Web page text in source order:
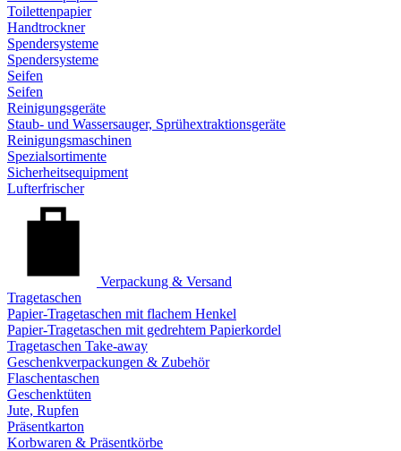
Toilettenpapier
Handtrockner
Spendersysteme
Spendersysteme
Seifen
Seifen
Reinigungsgeräte
Staub- und Wassersauger, Sprühextraktionsgeräte
Reinigungsmaschinen
Spezialsortimente
Sicherheitsequipment
Lufterfrischer
Verpackung & Versand
Tragetaschen
Papier-Tragetaschen mit flachem Henkel
Papier-Tragetaschen mit gedrehtem Papierkordel
Tragetaschen Take-away
Geschenkverpackungen & Zubehör
Flaschentaschen
Geschenktüten
Jute, Rupfen
Präsentkarton
Korbwaren & Präsentkörbe